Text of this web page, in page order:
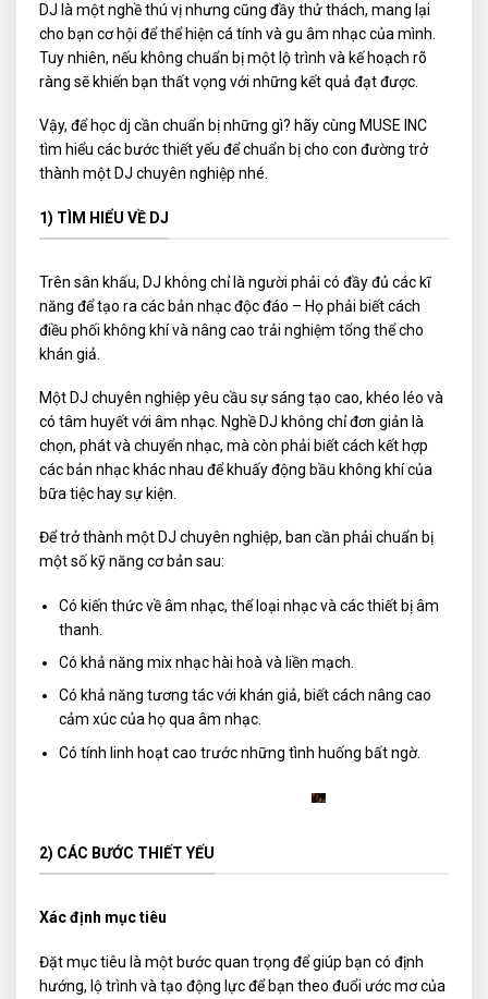
DJ là một nghề thú vị nhưng cũng đầy thử thách, mang lại
cho bạn cơ hội để thể hiện cá tính và gu âm nhạc của mình.
Tuy nhiên, nếu không chuẩn bị một lộ trình và kế hoạch rõ
ràng sẽ khiến bạn thất vọng với những kết quả đạt được.
Vậy, để học dj cần chuẩn bị những gì? hãy cùng MUSE INC
tìm hiểu các bước thiết yếu để chuẩn bị cho con đường trở
thành một DJ chuyên nghiệp nhé.
1) TÌM HIỂU VỀ DJ
Trên sân khấu, DJ không chỉ là người phải có đầy đủ các kĩ
năng để tạo ra các bản nhạc độc đáo – Họ phải biết cách
điều phối không khí và nâng cao trải nghiệm tổng thể cho
khán giả.
Một DJ chuyên nghiệp yêu cầu sự sáng tạo cao, khéo léo và
có tâm huyết với âm nhạc. Nghề DJ không chỉ đơn giản là
chọn, phát và chuyển nhạc, mà còn phải biết cách kết hợp
các bản nhạc khác nhau để khuấy động bầu không khí của
bữa tiệc hay sự kiện.
Để trở thành một DJ chuyên nghiệp, ban cần phải chuẩn bị
một số kỹ năng cơ bản sau:
Có kiến thức về âm nhạc, thể loại nhạc và các thiết bị âm
thanh.
Có khả năng mix nhạc hài hoà và liền mạch.
Có khả năng tương tác với khán giả, biết cách nâng cao
cảm xúc của họ qua âm nhạc.
Có tính linh hoạt cao trước những tình huống bất ngờ.
2) CÁC BƯỚC THIẾT YẾU
Xác định mục tiêu
Đặt mục tiêu là một bước quan trọng để giúp bạn có định
hướng, lộ trình và tạo động lực để bạn theo đuổi ước mơ của